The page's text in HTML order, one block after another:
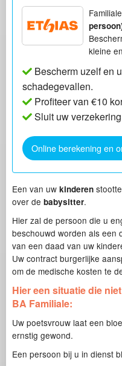
kleine
Bescherm uzelf en
schadegevallen.
Profiteer van €10
Sluit uw
Online berekening en
Een van uw kinderen
over de babysitter.
Hier zal de persoon die u
beschouwd worden als een
van een daad van uw
Uw contract burgerlijke
om de medische kosten te
Hier een situatie die
BA Familiale:
Uw poetsvrouw laat een
ernstig gewond.
Een persoon bij u in dienst